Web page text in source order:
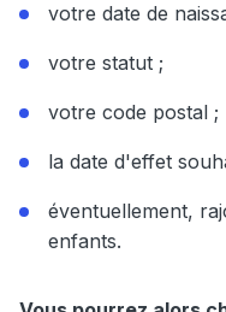
votre date de
votre statut ;
votre code postal ;
la date d'effet
éventuellement,
enfants.